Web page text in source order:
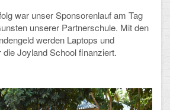
war unser Sponsorenlauf am Tag
unserer Partnerschule. Mit den
werden Laptops und
Joyland School finanziert.